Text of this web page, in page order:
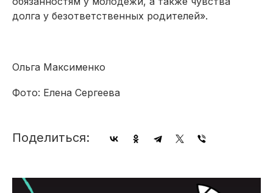
долга у безответственных родителей».
Ольга Максименко
Фото: Елена Сергеева
Поделиться: